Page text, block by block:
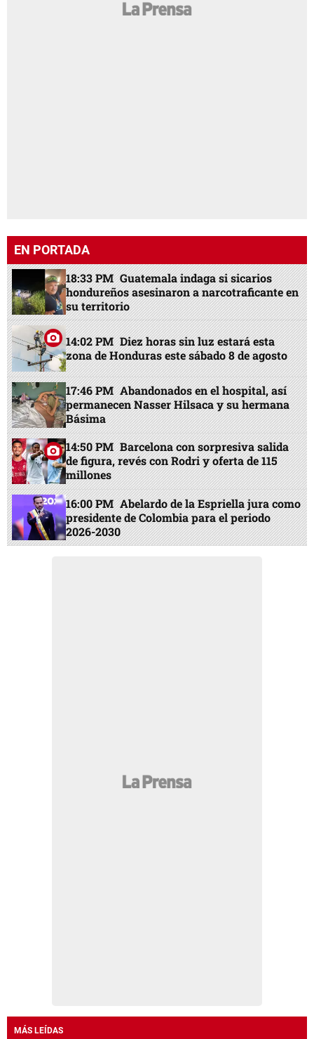
EN PORTADA
18:33 PM Guatemala indaga si sicarios
hondureños asesinaron a narcotraficante en
su territorio
14:02 PM Diez horas sin luz estará esta
zona de Honduras este sábado 8 de agosto
17:46 PM Abandonados en el hospital, así
permanecen Nasser Hilsaca y su hermana
Básima
14:50 PM Barcelona con sorpresiva salida
de figura, revés con Rodri y oferta de 115
millones
16:00 PM Abelardo de la Espriella jura como
presidente de Colombia para el periodo
2026-2030
MÁS LEÍDAS